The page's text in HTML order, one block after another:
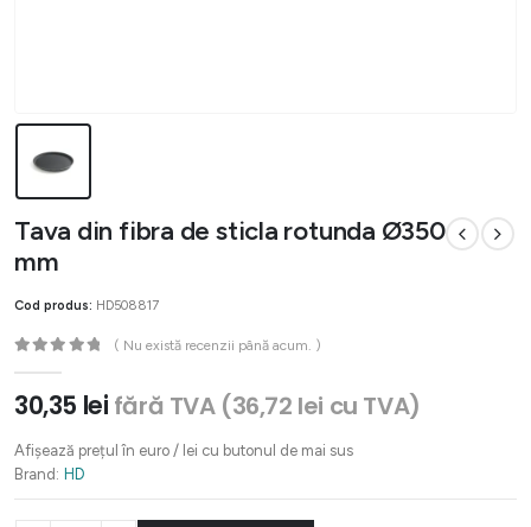
Tava din fibra de sticla rotunda Ø350
mm
Cod produs: HD508817
( Nu există recenzii până acum. )
30,35 lei fără TVA (36,72 lei cu TVA)
Afișează prețul în euro / lei cu butonul de mai sus
Brand: HD